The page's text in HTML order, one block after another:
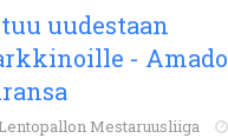
uudestaan
- Amado
Lentopallon Mestaruusliiga